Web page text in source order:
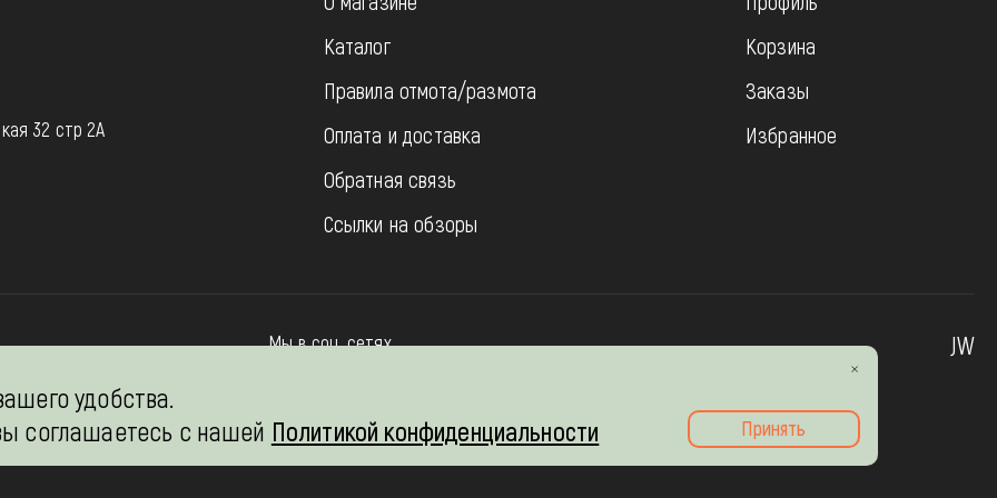
32 стр 2А
Каталог
Правила отмота/размота
Оплата и доставка
Обратная связь
Ссылки на обзоры
Корзина
Заказы
Избранное
Мы в соц. сетях JW
удобства.
соглашаетесь с нашей Политикой конфиденциальности Принять